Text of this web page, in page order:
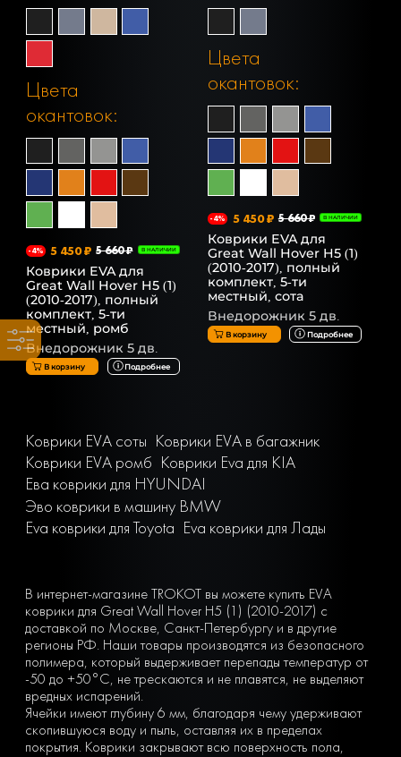
Цвета
окантовок:
-4% 5 450 ₽ 5 660 ₽ В НАЛИЧИИ
Коврики EVA для
Great Wall Hover H5 (1)
(2010-2017), полный
комплект, 5-ти
местный, ромб
Внедорожник 5 дв.
В корзину Подробнее
Цвета
окантовок:
-4% 5 450 ₽ 5 660 ₽ В НАЛИЧИИ
Коврики EVA для
Great Wall Hover H5 (1)
(2010-2017), полный
комплект, 5-ти
местный, сота
Внедорожник 5 дв.
В корзину Подробнее
Коврики EVA соты Коврики EVA в багажник
Коврики EVA ромб Коврики Eva для KIA
Ева коврики для HYUNDAI
Эво коврики в машину BMW
Eva коврики для Toyota Eva коврики для Лады
В интернет-магазине TROKOT вы можете купить EVA
коврики для Great Wall Hover H5 (1) (2010-2017) с
доставкой по Москве, Санкт-Петербургу и в другие
регионы РФ. Наши товары производятся из безопасного
полимера, который выдерживает перепады температур от
-50 до +50°С, не трескаются и не плавятся, не выделяют
вредных испарений.
Ячейки имеют глубину 6 мм, благодаря чему удерживают
скопившуюся воду и пыль, оставляя их в пределах
покрытия. Коврики закрывают всю поверхность пола,